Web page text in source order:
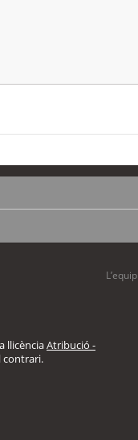
L’equip
llicènciaAtribució -
contrari.